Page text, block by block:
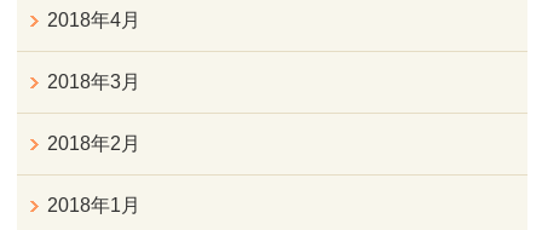
2018年4月
2018年3月
2018年2月
2018年1月